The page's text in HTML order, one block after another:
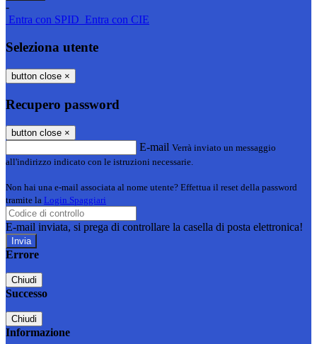
-
Entra con SPID Entra con CIE
Seleziona utente
button close ×
Recupero password
button close ×
E-mail Verrà inviato un messaggio
all'indirizzo indicato con le istruzioni necessarie.
Non hai una e-mail associata al nome utente? Effettua il reset della password
tramite la Login Spaggiari
E-mail inviata, si prega di controllare la casella di posta elettronica!
Errore
Chiudi
Successo
Chiudi
Informazione